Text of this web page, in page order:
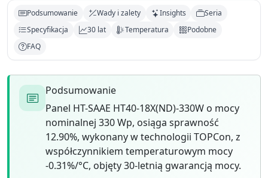
Podsumowanie Wady i zalety Insights
Seria
Specyfikacja
30 lat Temperatura
Podobne
FAQ
Podsumowanie
Panel HT-SAAE HT40-18X(ND)-330W o mocy
nominalnej 330 Wp, osiąga sprawność
12.90%, wykonany w technologii TOPCon, z
współczynnikiem temperaturowym mocy
-0.31%/°C, objęty 30-letnią gwarancją mocy.